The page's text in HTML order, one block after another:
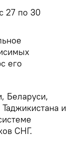
27 по 30
его
Беларуси,
и
СНГ.